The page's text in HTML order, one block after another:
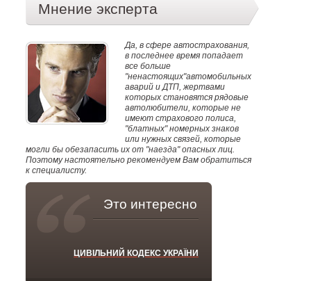
Мнение эксперта
Да, в сфере автострахования,
в последнее время попадает
все больше
"ненастоящих"автомобильных
аварий и ДТП, жертвами
которых становятся рядовые
автолюбители, которые не
имеют страхового полиса,
"блатных" номерных знаков
или нужных связей, которые
могли бы обезапасить их от "наезда" опасных лиц.
Поэтому настоятельно рекомендуем Вам обратиться
к специалисту.
Это интересно
ЦИВІЛЬНИЙ КОДЕКС УКРАЇНИ